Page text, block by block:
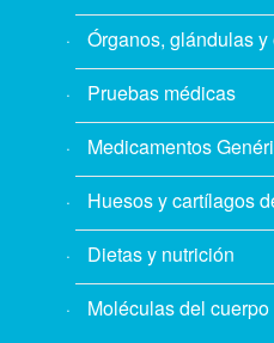
Órganos, glándulas y
Pruebas médicas
Medicamentos
Huesos y cartílagos
Dietas y nutrición
Moléculas del